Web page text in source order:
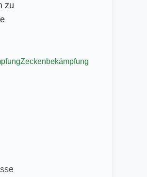
zu
Zeckenbekämpfung